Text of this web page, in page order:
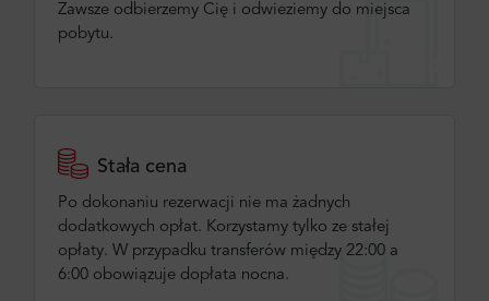
Zawsze odbierzemy Cię i odwieziemy do miejsca
pobytu.
Stała cena
Po dokonaniu rezerwacji nie ma żadnych
dodatkowych opłat. Korzystamy tylko ze stałej
opłaty. W przypadku transferów między 22:00 a
6:00 obowiązuje dopłata nocna.